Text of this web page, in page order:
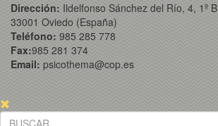
Dirección: Ildelfonso Sánchez del Río, 4, 1º B
33001 Oviedo (España)
Teléfono: 985 285 778
Fax:985 281 374
Email: psicothema@cop.es